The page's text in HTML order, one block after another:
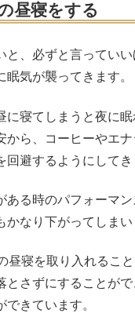
昼寝をする
と、必ずと言ってい
眠気が襲ってきます。
に寝てしまうと夜に
から、コーヒーやエ
回避するようにしてき
ある時のパフォーマ
かなり下がってしまい
昼寝を取り入れるこ
とさずにすることが
できています。